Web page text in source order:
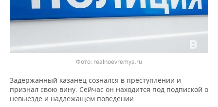
Фото: realnoevremya.ru
Задержанный казанец сознался в преступлении и
признал свою вину. Сейчас он находится под подпиской о
невыезде и надлежащем поведении.